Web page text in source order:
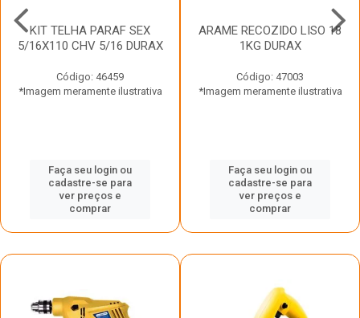
KIT TELHA PARAF SEX
5/16X110 CHV 5/16 DURAX
Código: 46459
*Imagem meramente ilustrativa
Faça seu login ou
cadastre-se para
ver preços e
comprar
ARAME RECOZIDO LISO 18
1KG DURAX
Código: 47003
*Imagem meramente ilustrativa
Faça seu login ou
cadastre-se para
ver preços e
comprar